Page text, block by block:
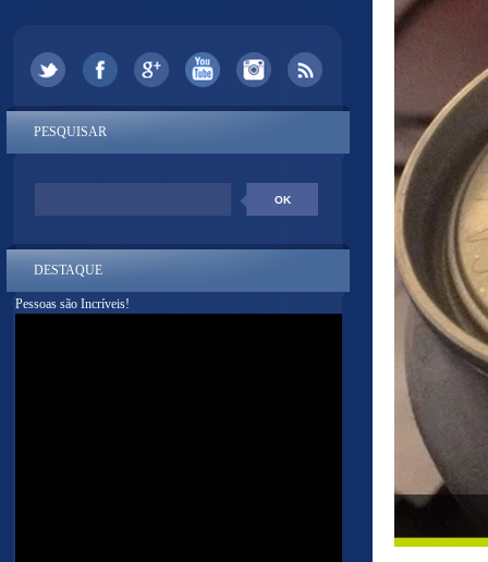
PESQUISAR
DESTAQUE
Pessoas são Incríveis!